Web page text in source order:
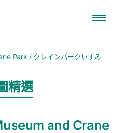
Park / クレインパークいずみ
精選
and Crane